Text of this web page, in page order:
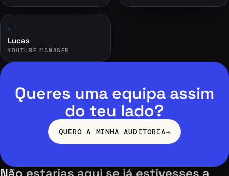
011
Lucas
YOUTUBE MANAGER
Queres uma equipa assim
do teu lado?
QUERO A MINHA AUDITORIA→